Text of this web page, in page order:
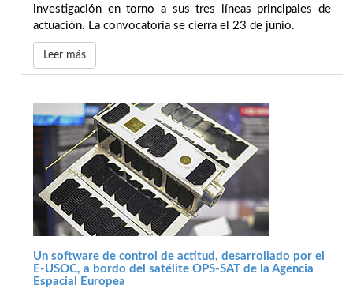
investigación en torno a sus tres líneas principales de
actuación. La convocatoria se cierra el 23 de junio.
Leer más
Un software de control de actitud, desarrollado por el
E-USOC, a bordo del satélite OPS-SAT de la Agencia
Espacial Europea